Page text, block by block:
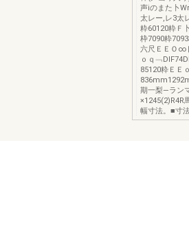
声iのまた卜
太レー,レ3太
粋60120粋Ｆ
枠7090粋
六尺ＥＥＯ∞
ｏｑ
85120粋ＥＥ
期一梨―ラン
×1245(2)R4R
幅寸法。■寸